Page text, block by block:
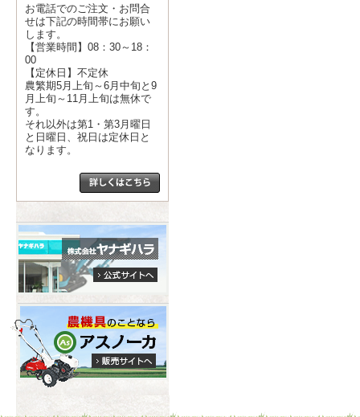
お電話でのご注文・お問合
せは下記の時間帯にお願い
します。
【営業時間】08：30～18：
00
【定休日】不定休
農繁期5月上旬～6月中旬と9
月上旬～11月上旬は無休で
す。
それ以外は第1・第3月曜日
と日曜日、祝日は定休日と
なります。